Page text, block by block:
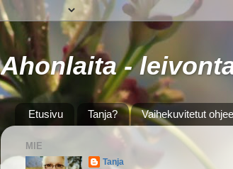
Ahonlaita -
Etusivu Tanja? Vaihekuvitetut
MIE
Tanja